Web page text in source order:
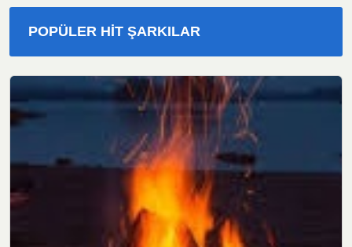
POPÜLER HIT ŞARKILAR